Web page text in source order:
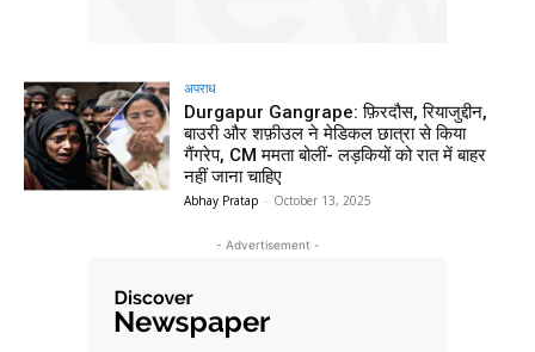
अपराध
Durgapur Gangrape: फ़िरदौस, रियाजुद्दीन,
बाउरी और शफ़ीउल ने मेडिकल छात्रा से किया
गैंगरेप, CM ममता बोलीं- लड़कियों को रात में बाहर
नहीं जाना चाहिए
Abhay Pratap - October 13, 2025
- Advertisement -